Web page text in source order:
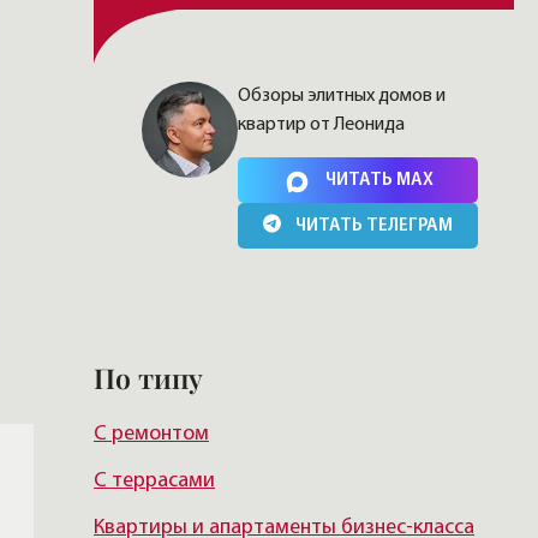
Нажимая на кнопку, Вы соглашаетесь cполитикой
Обзоры элитных домов и
квартир от Леонида
ЧИТАТЬ MAX
ЧИТАТЬ ТЕЛЕГРАМ
По типу
С ремонтом
С террасами
Квартиры и апартаменты бизнес-класса